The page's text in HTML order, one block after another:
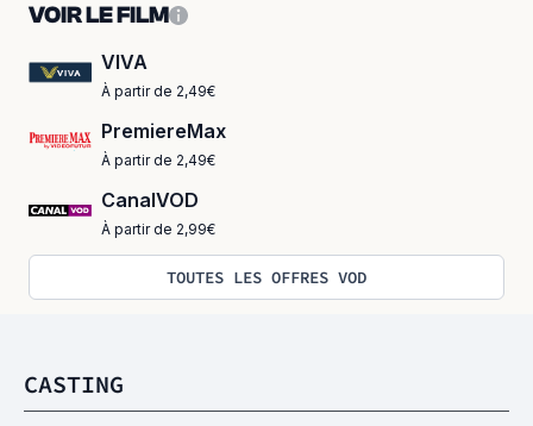
VOIR LE FILM
VIVA
À partir de 2,49€
PremiereMax
À partir de 2,49€
CanalVOD
À partir de 2,99€
TOUTES LES OFFRES VOD
CASTING